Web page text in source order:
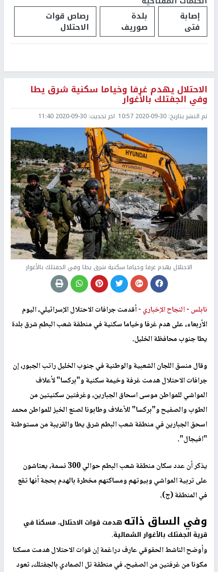
إصابة
فتى
بلدة
صوريف
رصاص قوات
الاحتلال
الاحتلال يهدم غرفا وخياما سكنية شرق يطا
وفي الجفتلك بالأغوار
تم النشر بتاريخ: 2020-09-30 10:57 اخر تحديث: 2020-09-30 11:40
الاحتلال يهدم غرفا وخياما سكنية شرق يطا وفي الجفتلك بالأغوار
نابلس -النجاح الإخباري -أقدمت جرافات الاحتلال الإسرائيلي، اليوم
الأربعاء، على هدم غرفا وخياما سكنية في منطقة شعب البطم شرق بلدة
يطا جنوب محافظة الخليل.
وقال منسق اللجان الشعبية والوطنية في جنوب الخليل راتب الجبور، إن
جرافات الاحتلال هدمت غرفة وخيمة سكنية و"بركسا" لأعلاف
المواشي للمواطن موسى اسحاق الجبارين، وغرفتين سكنيتين من
الطوب والصفيح و"بركسا" للأعلاف وطابونا لصنع الخبز للمواطن محمد
اسحق الجبارين في منطقة شعب البطم شرق يطا والقريبة من مستوطنة
"افيجال".
يذكر أن عدد سكان منطقة شعب البطم حوالي 300 نسمة، يعتاشون
على تربية المواشي وبيوتهم ومساكنهم مخطرة بالهدم بحجة أنها تقع
في المنطقة (ج).
وفي الساق ذاته هدمت قوات الاحتلال، مسكنا في
قرية الجفتلك بالأغوار الشمالية.
وأوضح الناشط الحقوقي عارف دراغمة إن قوات الاحتلال هدمت مسكنا
مكونا من غرفتين من الصفيح، في منطقة تل الصمادي بالجفتلك، تعود